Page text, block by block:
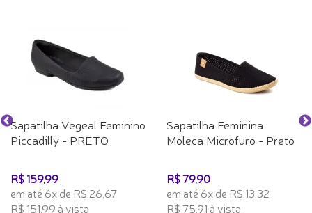
Sapatilha Vegeal Feminino
Piccadilly - PRETO
R$ 159,99
em até 6x de R$ 26,67
R$ 151,99 à vista
Sapatilha Feminina
Moleca Microfuro - Preto
R$ 79,90
em até 6x de R$ 13,32
R$ 75,91 à vista